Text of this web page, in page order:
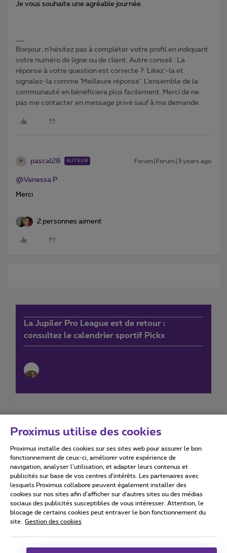
Je vous souhaite une agréable journée.
Bonjour, n'hésitez pas à compléter votre profil en indiquant
votre numéro de ligne ou de client. Autre conseil : La
réponse à votre question est correcte ? ‘Likez’-la et
signalez-la comme ‘Meilleure réponse’. L’ensemble de la
communauté en bénéficiera plus facilement. Merci de ne
pas me contacter en message privé sauf à ma demande.
P pascal28 AUTEUR Forum|Forum|3 years ago
@Vanessa P
Merci
2 personnes aiment
La Jupiler Pro League est de retour :
consultez le calendrier sportif Pickx
Conditions d'utilisation Accessibility statement
Tous droits réservés. © 2026 Proximus
Conditions générales, info consommateur
Proximus utilise des cookies
Proximus installe des cookies sur ses sites web pour assurer le bon
fonctionnement de ceux-ci, améliorer votre expérience de
navigation, analyser l’utilisation, et adapter leurs contenus et
publicités sur base de vos centres d’intérêts. Les partenaires avec
lesquels Proximus collabore peuvent également installer des
cookies sur nos sites afin d’afficher sur d'autres sites ou des médias
sociaux des publicités susceptibles de vous intéresser. Attention, le
blocage de certains cookies peut entraver le bon fonctionnement du
site.
Gestion des cookies